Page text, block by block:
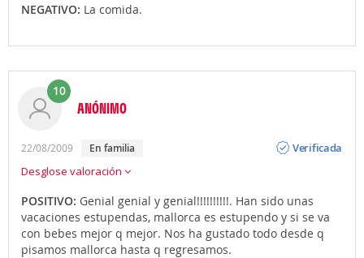
NEGATIVO: La comida.
10
ANÓNIMO
22/08/2009 En familia
Verificada
Desglose valoración
POSITIVO: Genial genial y genial!!!!!!!!!!. Han sido unas
vacaciones estupendas, mallorca es estupendo y si se va
con bebes mejor q mejor. Nos ha gustado todo desde q
pisamos mallorca hasta q regresamos.